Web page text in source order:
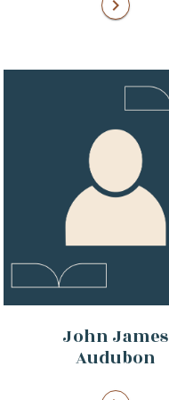
chevron_right
John James
Audubon